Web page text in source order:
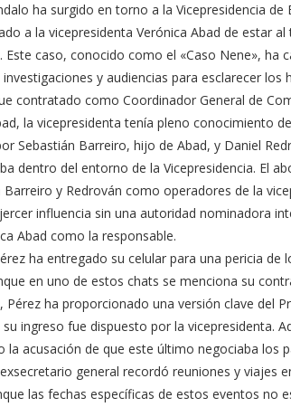
ha surgido en torno a la Vicepresidencia
a la vicepresidenta Verónica Abad de estar
caso, conocido como el «Caso Nene», ha
y audiencias para esclarecer los
contratado como Coordinador General de
la vicepresidenta tenía pleno conocimiento
Sebastián Barreiro, hijo de Abad, y Daniel
dentro del entorno de la Vicepresidencia. El
y Redrován como operadores de la
influencia sin una autoridad nominadora
Abad como la responsable.
ha entregado su celular para una pericia de
en uno de estos chats se menciona su
Pérez ha proporcionado una versión clave del
ingreso fue dispuesto por la vicepresidenta.
la acusación de que este último negociaba los
general recordó reuniones y viajes
las fechas específicas de estos eventos no